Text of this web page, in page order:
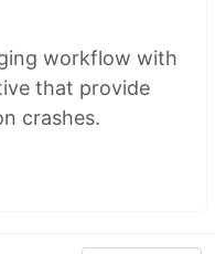
workflow with
that provide
crashes.